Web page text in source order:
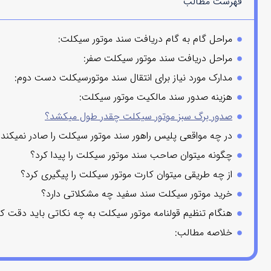
مراحل گام به گام دریافت سند موتور سیکلت:
مراحل دریافت سند موتور سیکلت صفر:
مدارک مورد نیاز برای انتقال سند موتورسیکلت دست دوم:
هزینه صدور سند مالکیت موتور سیکلت:
صدور برگ سبز موتور سیکلت چقدر طول میکشد؟
در چه مواقعی پلیس راهور سند موتور سیکلت را صادر
چگونه میتوان صاحب سند موتور سیکلت را پیدا کرد؟
از چه طریقی میتوان کارت موتور سیکلت را پیگیری کرد؟
خرید موتور سیکلت سند سفید چه مشکلاتی دارد؟
هنگام تنظیم قولنامه موتور سیکلت به چه نکاتی باید دقت
خلاصه مطالب: